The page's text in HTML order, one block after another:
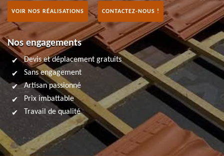
VOIR NOS RÉALISATIONS CONTACTEZ-NOUS !
Nos engagements
Devis et déplacement gratuits
Sans engagement
Artisan passionné
Prix imbattable
Travail de qualité